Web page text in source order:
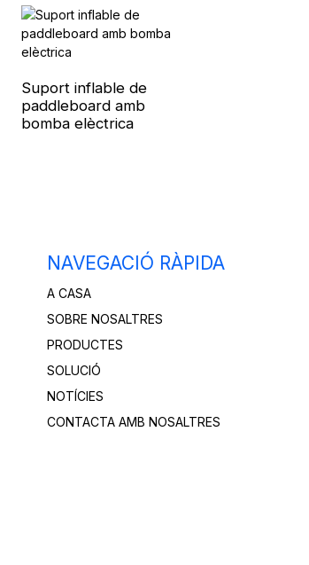
Suport inflable de
paddleboard amb
bomba elèctrica
NAVEGACIÓ RÀPIDA
A CASA
SOBRE NOSALTRES
PRODUCTES
SOLUCIÓ
NOTÍCIES
CONTACTA AMB NOSALTRES